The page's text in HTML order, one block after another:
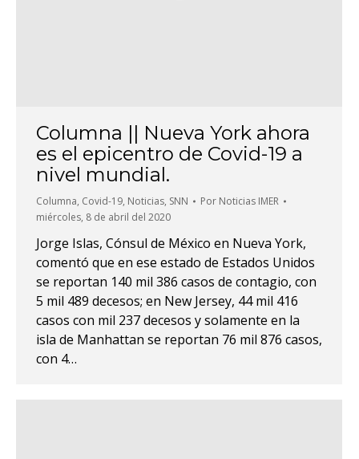
Columna || Nueva York ahora
es el epicentro de Covid-19 a
nivel mundial.
Columna, Covid-19, Noticias, SNN Por Noticias IMER
miércoles, 8 de abril del 2020
Jorge Islas, Cónsul de México en Nueva York,
comentó que en ese estado de Estados Unidos
se reportan 140 mil 386 casos de contagio, con
5 mil 489 decesos; en New Jersey, 44 mil 416
casos con mil 237 decesos y solamente en la
isla de Manhattan se reportan 76 mil 876 casos,
con 4…